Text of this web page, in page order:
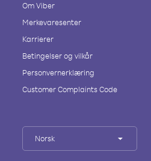
Om Viber
Merkevaresenter
Karrierer
Betingelser og vilkår
Personvernerklæring
Customer Complaints Code
Norsk